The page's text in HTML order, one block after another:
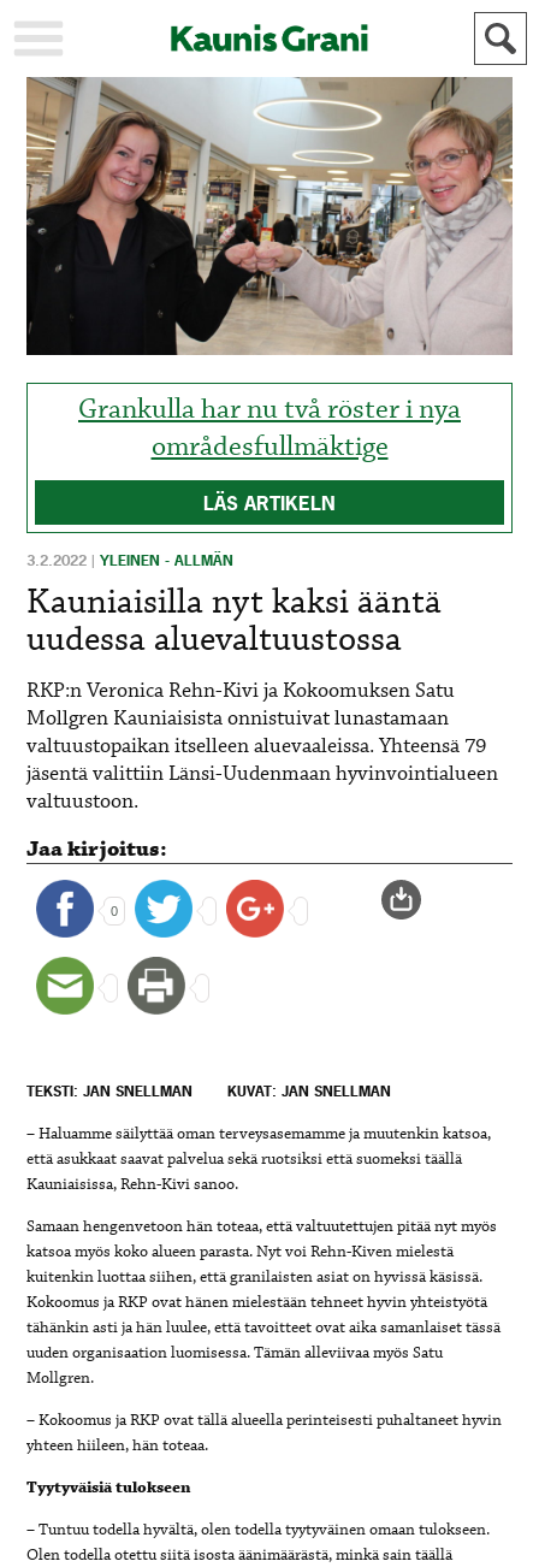
KAUPUNKI
STADEN
AJANKOHTAISTA
AKTUELLT
URHEILU
IDROTT
KULTTUURI
KULTUR
HISTORIA
HISTORIA
ALLMÄN
MAINOSTAJILLE
FÖR
ANNONSÖRER
Grankulla har nu två röster i nya
områdesfullmäktige
LÄS ARTIKELN
3.2.2022 |YLEINEN - ALLMÄN
Kauniaisilla nyt kaksi ääntä
uudessa aluevaltuustossa
RKP:n Veronica Rehn-Kivi ja Kokoomuksen Satu
Mollgren Kauniaisista onnistuivat lunastamaan
valtuustopaikan itselleen aluevaaleissa. Yhteensä 79
jäsentä valittiin Länsi-Uudenmaan hyvinvointialueen
valtuustoon.
Jaa kirjoitus:
0
TEKSTI: JAN SNELLMAN KUVAT: JAN SNELLMAN
– Haluamme säilyttää oman terveysasemamme ja muutenkin katsoa,
että asukkaat saavat palvelua sekä ruotsiksi että suomeksi täällä
Kauniaisissa, Rehn-Kivi sanoo.
Samaan hengenvetoon hän toteaa, että valtuutettujen pitää nyt myös
katsoa myös koko alueen parasta. Nyt voi Rehn-Kiven mielestä
kuitenkin luottaa siihen, että granilaisten asiat on hyvissä käsissä.
Kokoomus ja RKP ovat hänen mielestään tehneet hyvin yhteistyötä
tähänkin asti ja hän luulee, että tavoitteet ovat aika samanlaiset tässä
uuden organisaation luomisessa. Tämän alleviivaa myös Satu
Mollgren.
– Kokoomus ja RKP ovat tällä alueella perinteisesti puhaltaneet hyvin
yhteen hiileen, hän toteaa.
Tyytyväisiä tulokseen
– Tuntuu todella hyvältä, olen todella tyytyväinen omaan tulokseen.
Olen todella otettu siitä isosta äänimäärästä, minkä sain täällä